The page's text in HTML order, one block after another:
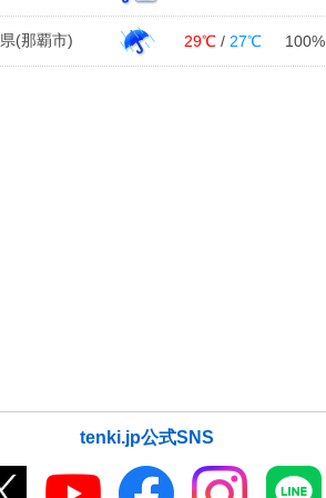
(那覇市) 29℃ / 27℃ 100%
tenki.jp公式SNS